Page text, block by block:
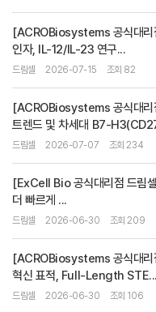
[ACROBiosystems 공식대리
인자, IL-12/IL-23 연구...
드림셀 2026-07-15 조회 82
[ACROBiosystems 공식대
트렌드 및 차세대 B7-
드림셀 2026-07-07 조회 234
[ExCell Bio 공식대리점 드림
더 빠르게 ...
드림셀 2026-06-30 조회 209
[ACROBiosystems 공식대리
혁신 표적, Full-Length STE...
드림셀 2026-06-30 조회 106